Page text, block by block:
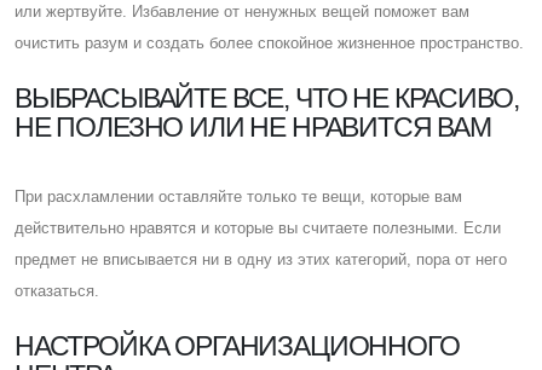
или жертвуйте. Избавление от ненужных вещей поможет вам
очистить разум и создать более спокойное жизненное пространство.
ВЫБРАСЫВАЙТЕ ВСЕ, ЧТО НЕ КРАСИВО,
НЕ ПОЛЕЗНО ИЛИ НЕ НРАВИТСЯ ВАМ
При расхламлении оставляйте только те вещи, которые вам
действительно нравятся и которые вы считаете полезными. Eсли
предмет не вписывается ни в одну из этих категорий, пора от него
отказаться.
НАСТРОЙКА ОРГАНИЗАЦИОННОГО